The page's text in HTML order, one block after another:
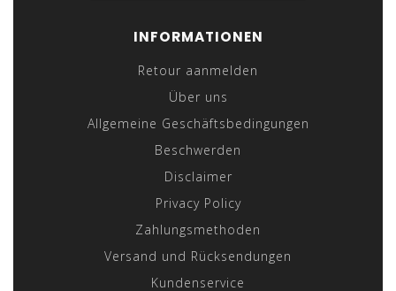
INFORMATIONEN
Retour aanmelden
Über uns
Allgemeine Geschäftsbedingungen
Beschwerden
Disclaimer
Privacy Policy
Zahlungsmethoden
Versand und Rücksendungen
Kundenservice